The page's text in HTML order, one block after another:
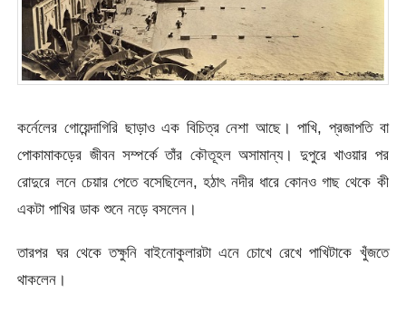
কর্নেলের গোয়েন্দাগিরি ছাড়াও এক বিচিত্র নেশা আছে। পাখি, প্রজাপতি বা
পোকামাকড়ের জীবন সম্পর্কে তাঁর কৌতূহল অসামান্য। দুপুরে খাওয়ার পর
রোদুরে লনে চেয়ার পেতে বসেছিলেন, হঠাৎ নদীর ধারে কোনও গাছ থেকে কী
একটা পাখির ডাক শুনে নড়ে বসলেন।
তারপর ঘর থেকে তক্ষুনি বাইনোকুলারটা এনে চোখে রেখে পাখিটাকে খুঁজতে
থাকলেন।